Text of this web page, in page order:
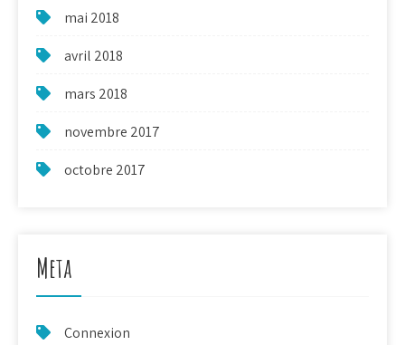
mai 2018
avril 2018
mars 2018
novembre 2017
octobre 2017
Meta
Connexion